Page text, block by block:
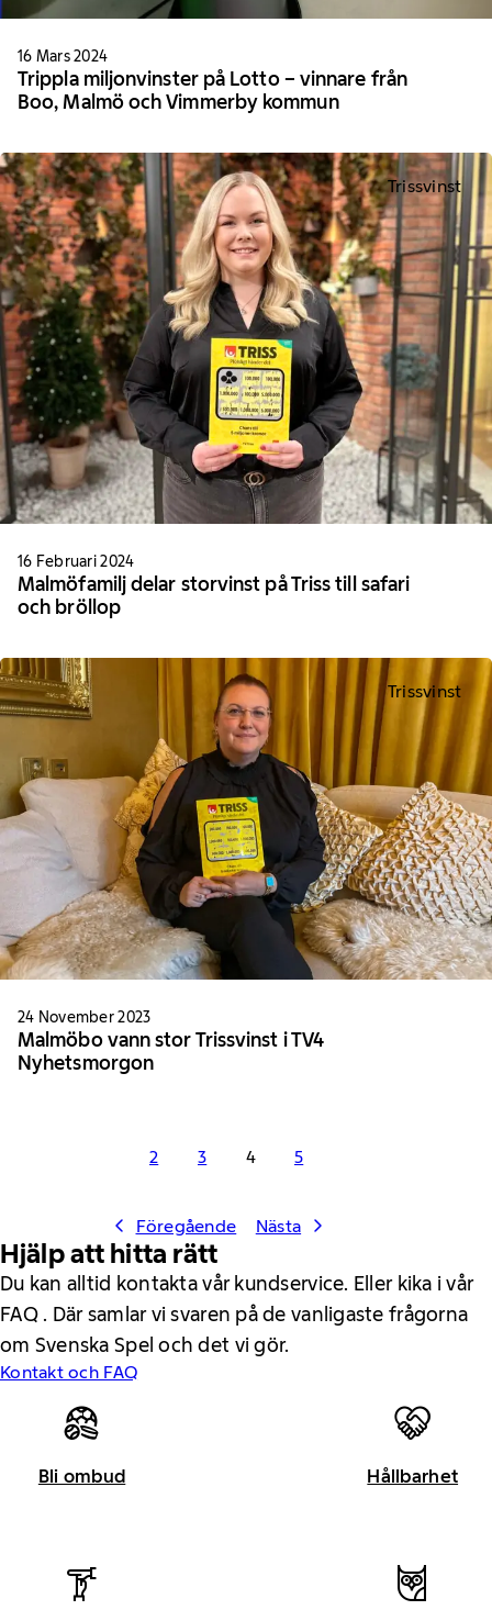
16 Mars 2024
Trippla miljonvinster på Lotto – vinnare från
Boo, Malmö och Vimmerby kommun
Trissvinst
16 Februari 2024
Malmöfamilj delar storvinst på Triss till safari
och bröllop
Trissvinst
24 November 2023
Malmöbo vann stor Trissvinst i TV4
Nyhetsmorgon
Föregående
2 3 4 5
Nästa
Hjälp att hitta rätt
Du kan alltid kontakta vår kundservice. Eller kika i vår
FAQ . Där samlar vi svaren på de vanligaste frågorna
om Svenska Spel och det vi gör.
Kontakt och FAQ
Bli ombud Hållbarhet